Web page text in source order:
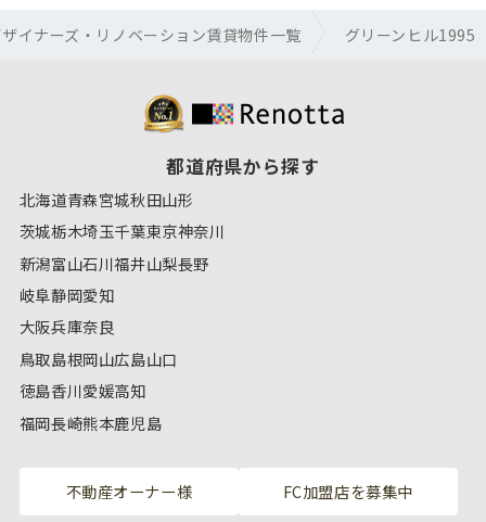
イナーズ・リノベーション賃貸物件一覧 グリーンヒル1995
都道府県から探す
北海道青森宮城秋田山形
茨城栃木埼玉千葉東京神奈川
新潟富山石川福井山梨長野
岐阜静岡愛知
大阪兵庫奈良
鳥取島根岡山広島山口
徳島香川愛媛高知
福岡長崎熊本鹿児島
不動産オーナー様 FC加盟店を募集中